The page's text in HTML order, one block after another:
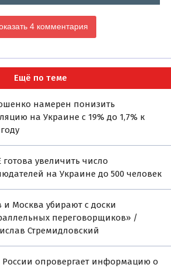
4 комментария
Ещё по теме
намерен понизить
на Украине с 19% до 1,7% к
готова увеличить число
на Украине до 500 человек
и Москва убирают с доски
переговорщиков» /
Стремидловский
опровергает информацию о